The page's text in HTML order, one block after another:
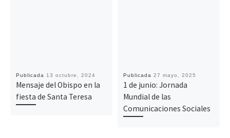
Publicada 13 octubre, 2024
Mensaje del Obispo en la
fiesta de Santa Teresa
Publicada27 mayo, 2025
1 de junio: Jornada
Mundial de las
Comunicaciones Sociales